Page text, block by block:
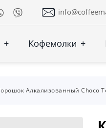
Whatsapp
Viber
+ Кофемолки +
Алкализованный Choco